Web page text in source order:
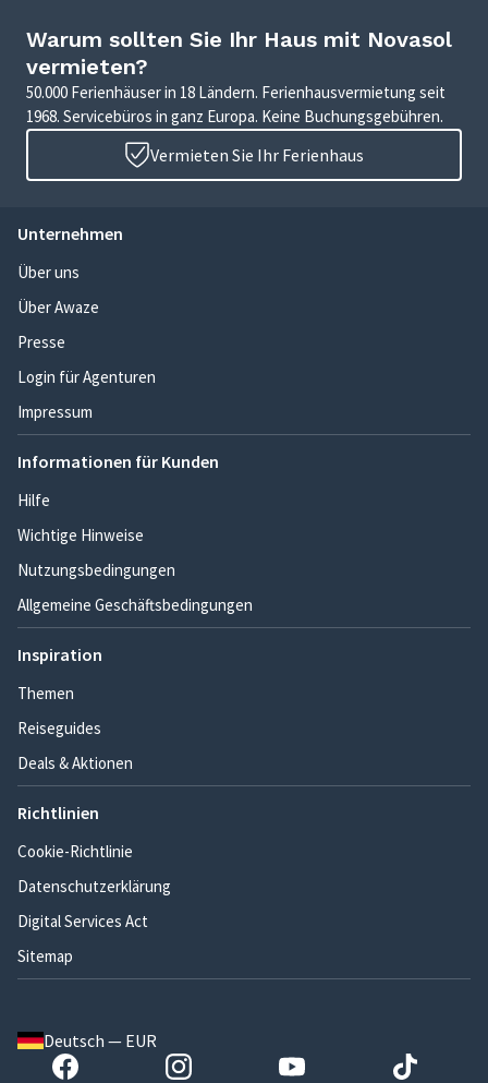
Warum sollten Sie Ihr Haus mit Novasol
vermieten?
50.000 Ferienhäuser in 18 Ländern. Ferienhausvermietung seit
1968. Servicebüros in ganz Europa. Keine Buchungsgebühren.
Vermieten Sie Ihr Ferienhaus
Unternehmen
Über uns
Über Awaze
Presse
Login für Agenturen
Impressum
Informationen für Kunden
Hilfe
Wichtige Hinweise
Nutzungsbedingungen
Allgemeine Geschäftsbedingungen
Inspiration
Themen
Reiseguides
Deals & Aktionen
Richtlinien
Cookie-Richtlinie
Datenschutzerklärung
Digital Services Act
Sitemap
Deutsch — EUR